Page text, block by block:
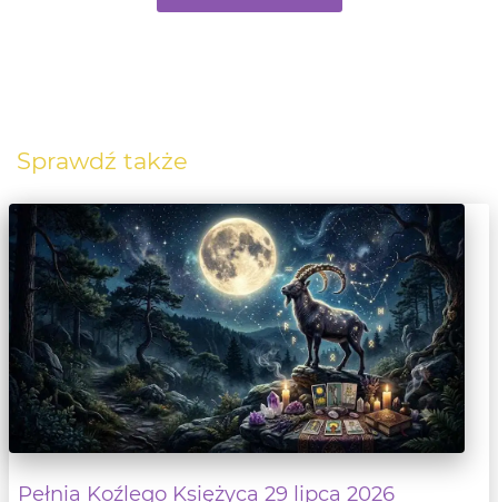
Sprawdź także
Pełnia Koźlego Księżyca 29 lipca 2026